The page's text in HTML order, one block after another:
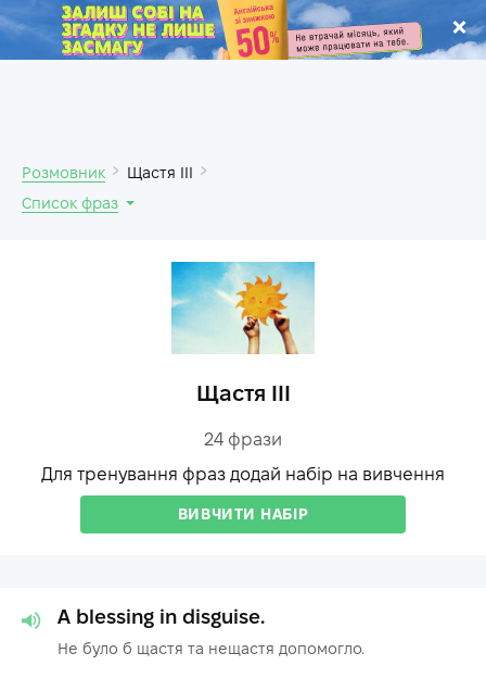
.
Розмовник
Щастя ІІІ
Список фраз
Щастя ІІІ
24 фрази
Для тренування фраз додай набір на вивчення
ВИВЧИТИ НАБІР
A blessing in disguise.
Не було б щастя та нещастя допомогло.